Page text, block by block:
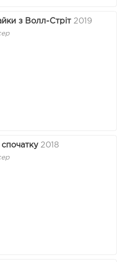
з Волл-Стріт 2019
спочатку 2018